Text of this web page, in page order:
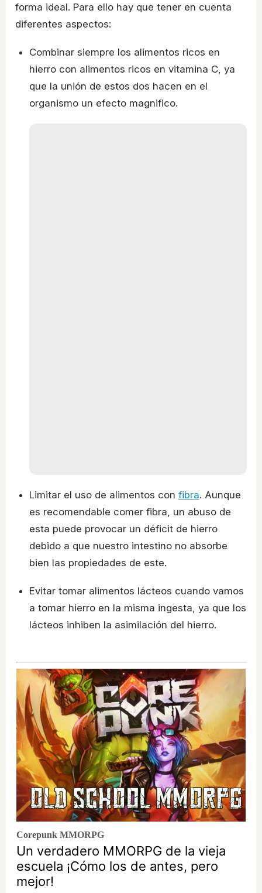
forma ideal. Para ello hay que tener en cuenta
diferentes aspectos:
Combinar siempre los alimentos ricos en
hierro con alimentos ricos en vitamina C, ya
que la unión de estos dos hacen en el
organismo un efecto magnifico.
Limitar el uso de alimentos con fibra. Aunque
es recomendable comer fibra, un abuso de
esta puede provocar un déficit de hierro
debido a que nuestro intestino no absorbe
bien las propiedades de este.
Evitar tomar alimentos lácteos cuando vamos
a tomar hierro en la misma ingesta, ya que los
lácteos inhiben la asimilación del hierro.
Corepunk MMORPG
Un verdadero MMORPG de la vieja
escuela ¡Cómo los de antes, pero
mejor!